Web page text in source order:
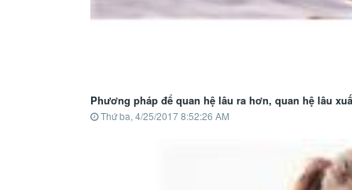
Phương pháp để quan hệ lâu ra hơn, quan hệ lâu
Thứ ba, 4/25/2017 8:52:26 AM